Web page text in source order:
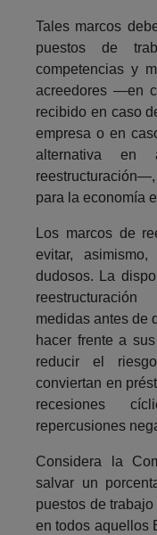
Tales marcos
puestos de
competencias y
acreedores ―en
recibido en caso
empresa o en
alternativa
para la economía
Los marcos de
evitar,
dudosos. La
medidas antes de
hacer frente a
reducir el
conviertan en
recesiones
repercusiones
Considera la
salvar un
puestos de
en todos aquellos